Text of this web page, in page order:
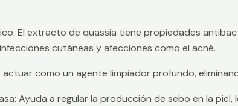
El extracto de quassia tiene propiedades
cutáneas y afecciones como el acné.
actuar como un agente limpiador profundo,
Ayuda a regular la producción de sebo en la